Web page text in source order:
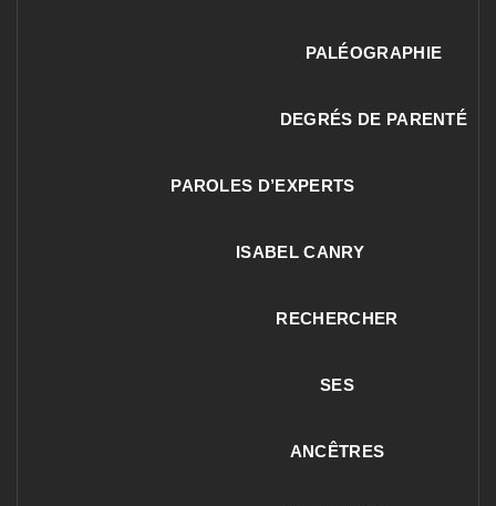
PALÉOGRAPHIE
DEGRÉS DE PARENTÉ
PAROLES D’EXPERTS
ISABEL CANRY
RECHERCHER
SES
ANCÊTRES